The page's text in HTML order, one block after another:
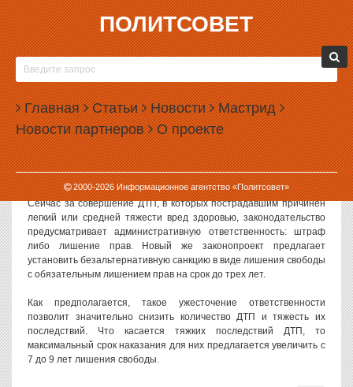
ПОЛИТСОВЕТ
Главная Статьи Новости Мастрид
Новости партнеров О проекте
2000-2026Информационное агентство «Политсовет»
21.07.2008, 08:19
ПЬЯНЫХ ВОДИТЕЛЕЙ БУДУТ САЖАТЬ ЗА
РЕШЕТКУ
Российские власти могут ужесточить уголовную ответственность
для пьяных водителей и лишение прав дополнить
дополнительной санкцией в виде лишения свободы. Президиум
правительства сегодня рассмотрит соответствующий
законопроект, сообщает «Русская служба новостей».
Сейчас за совершение ДТП, в которых пострадавшим причинен
легкий или средней тяжести вред здоровью, законодательство
предусматривает административную ответственность: штраф
либо лишение прав. Новый же законопроект предлагает
установить безальтернативную санкцию в виде лишения свободы
с обязательным лишением прав на срок до трех лет.
Как предполагается, такое ужесточение ответственности
позволит значительно снизить количество ДТП и тяжесть их
последствий. Что касается тяжких последствий ДТП, то
максимальный срок наказания для них предлагается увеличить с
7 до 9 лет лишения свободы.